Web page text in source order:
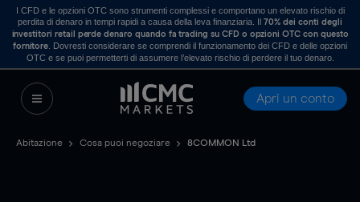
I CFD e le opzioni OTC sono strumenti complessi e comportano un elevato rischio di
perdita di denaro in tempi rapidi a causa della leva finanziaria. Il70% dei conti degli
investitori retail perde denaro quando fa trading su CFD o opzioni OTC con questo
fornitore . Dovresti considerare se comprendi il funzionamento dei CFD e delle opzioni
OTC e se puoi permetterti di assumere l’elevato rischio di perdere il tuo denaro.
Apri un conto
Abitazione Cosa puoi negoziare 8COMMON Ltd